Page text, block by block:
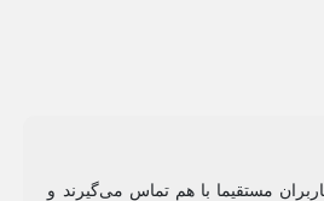
مستقیما با هم تماس می‌گیرند و